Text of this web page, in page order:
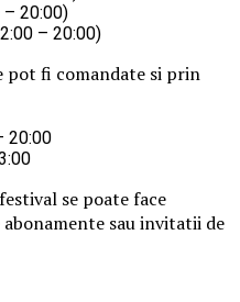
– 20:00)
– 20:00)
pot fi comandate si prin
20:00
se poate face
sau invitatii de